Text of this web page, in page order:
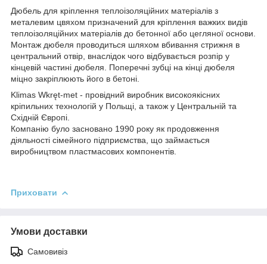
Дюбель для кріплення теплоізоляційних матеріалів з
металевим цвяхом призначений для кріплення важких видів
теплоізоляційних матеріалів до бетонної або цегляної основи.
Монтаж дюбеля проводиться шляхом вбивання стрижня в
центральний отвір, внаслідок чого відбувається розпір у
кінцевій частині дюбеля. Поперечні зубці на кінці дюбеля
міцно закріплюють його в бетоні.
Klimas Wkręt-met - провідний виробник високоякісних
кріпильних технологій у Польщі, а також у Центральній та
Східній Європі.
Компанію було засновано 1990 року як продовження
діяльності сімейного підприємства, що займається
виробництвом пластмасових компонентів.
Приховати
Умови доставки
Самовивіз